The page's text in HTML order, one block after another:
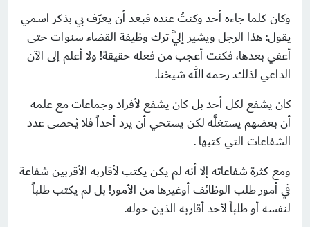
وكان كلما جاءه أحد وكنتُ عنده فبعد أن يعرّف بي بذكر اسمي
يقول: هذا الرجل ويشير إليَّ ترك وظيفة القضاء سنوات حتى
أعفي بعدها، فكنت أعجب من فعله حقيقة! ولا أعلم إلى الآن
الداعي لذلك. رحمه الله شيخنا.
كان يشفع لكل أحد بل كان يشفع لأفراد وجماعات مع علمه
أن بعضهم يستغلَّه لكن يستحي أن يرد أحداً فلا يُـحصى عدد
الشفاعات التي كتبها .
ومع كثرة شفاعاته إلا أنه لم يكن يكتب لأقاربه الأقربين شفاعة
في أمور طلب الوظائف أوغيرها من الأمور! بل لم يكتب طلباً
لنفسه أو طلباً لأحد أقاربه الذين حوله.